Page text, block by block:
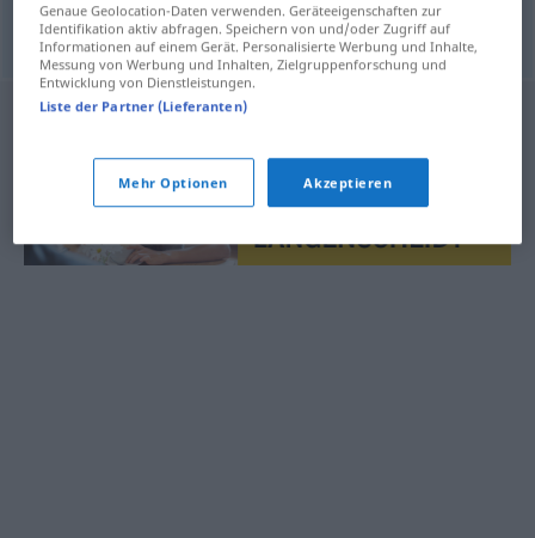
Becherm coupe
Genaue Geolocation-Daten verwenden. Geräteeigenschaften zur
Identifikation aktiv abfragen. Speichern von und/oder Zugriff auf
Informationen auf einem Gerät. Personalisierte Werbung und Inhalte,
Messung von Werbung und Inhalten, Zielgruppenforschung und
Entwicklung von Dienstleistungen.
Liste der Partner (Lieferanten)
Mehr Optionen Akzeptieren